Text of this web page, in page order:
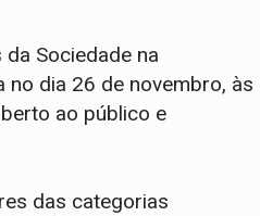
Sociedade na
no dia 26 de novembro, às
ao público e
das categorias